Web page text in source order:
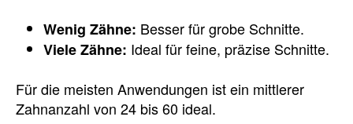
Wenig Zähne: Besser für grobe Schnitte.
Viele Zähne: Ideal für feine, präzise Schnitte.
Für die meisten Anwendungen ist ein mittlerer
Zahnanzahl von 24 bis 60 ideal.